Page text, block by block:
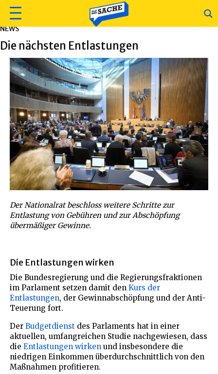
NEWS
Die nächsten Entlastungen
Der Nationalrat beschloss weitere Schritte zur
Entlastung von Gebühren und zur Abschöpfung
übermäßiger Gewinne.
Die Entlastungen wirken
Die Bundesregierung und die Regierungsfraktionen
im Parlament setzen damit den Kurs der
Entlastungen, der Gewinnabschöpfung und der Anti-
Teuerung fort.
Der Budgetdienst des Parlaments hat in einer
aktuellen, umfangreichen Studie nachgewiesen, dass
die Entlastungen wirken und insbesondere die
niedrigen Einkommen überdurchschnittlich von den
Maßnahmen profitieren.